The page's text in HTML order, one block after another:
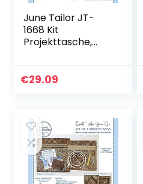
June Tailor JT-
1668 Kit
Projekttasche,
€29.09